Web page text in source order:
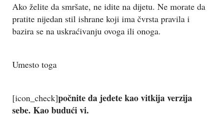
Ako želite da smršate, ne idite na dijetu. Ne morate da
pratite nijedan stil ishrane koji ima čvrsta pravila i
bazira se na uskraćivanju ovoga ili onoga.
Umesto toga
[icon_check]počnite da jedete kao vitkija verzija
sebe. Kao budući vi.